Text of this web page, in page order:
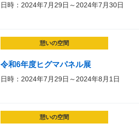
日時：2024年7月29日～2024年7月30日
憩いの空間
令和6年度ヒグマパネル展
日時：2024年7月29日～2024年8月1日
憩いの空間